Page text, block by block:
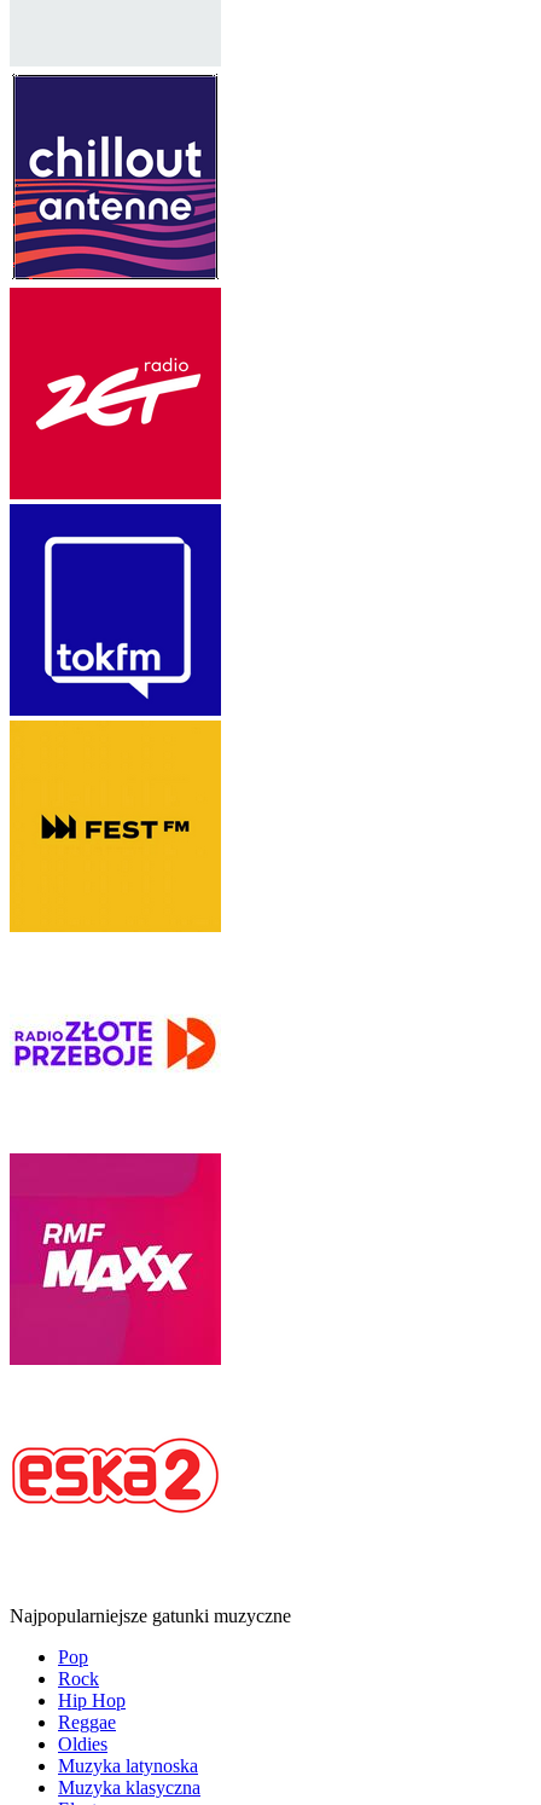
Najpopularniejsze gatunki muzyczne
Pop
Rock
Hip Hop
Reggae
Oldies
Muzyka latynoska
Muzyka klasyczna